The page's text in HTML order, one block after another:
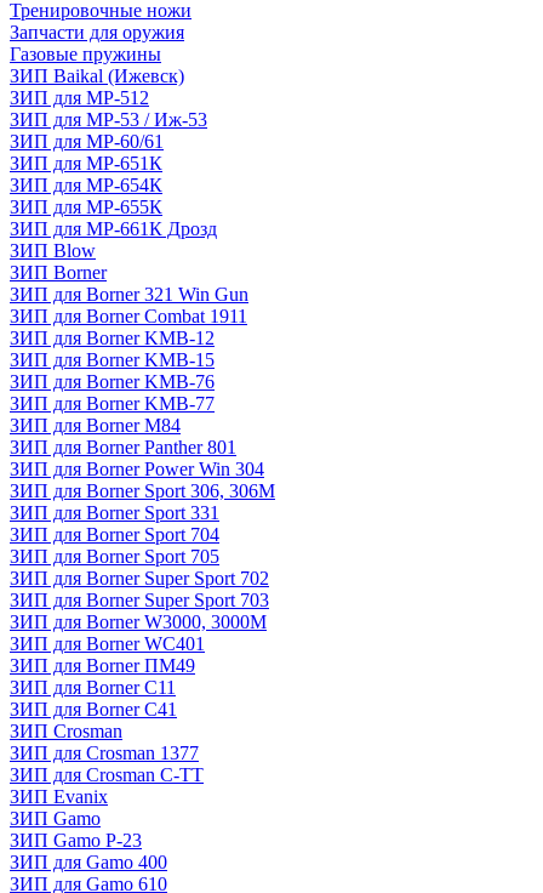
Тренировочные ножи
Запчасти для оружия
Газовые пружины
ЗИП Baikal (Ижевск)
ЗИП для МР-512
ЗИП для МР-53 / Иж-53
ЗИП для МР-60/61
ЗИП для МР-651К
ЗИП для МР-654К
ЗИП для МР-655К
ЗИП для МР-661К Дрозд
ЗИП Blow
ЗИП Borner
ЗИП для Borner 321 Win Gun
ЗИП для Borner Combat 1911
ЗИП для Borner KMB-12
ЗИП для Borner KMB-15
ЗИП для Borner KMB-76
ЗИП для Borner KMB-77
ЗИП для Borner M84
ЗИП для Borner Panther 801
ЗИП для Borner Power Win 304
ЗИП для Borner Sport 306, 306M
ЗИП для Borner Sport 331
ЗИП для Borner Sport 704
ЗИП для Borner Sport 705
ЗИП для Borner Super Sport 702
ЗИП для Borner Super Sport 703
ЗИП для Borner W3000, 3000М
ЗИП для Borner WC401
ЗИП для Borner ПМ49
ЗИП для Borner С11
ЗИП для Borner С41
ЗИП Crosman
ЗИП для Crosman 1377
ЗИП для Crosman C-TT
ЗИП Evanix
ЗИП Gamo
ЗИП Gamo P-23
ЗИП для Gamo 400
ЗИП для Gamo 610